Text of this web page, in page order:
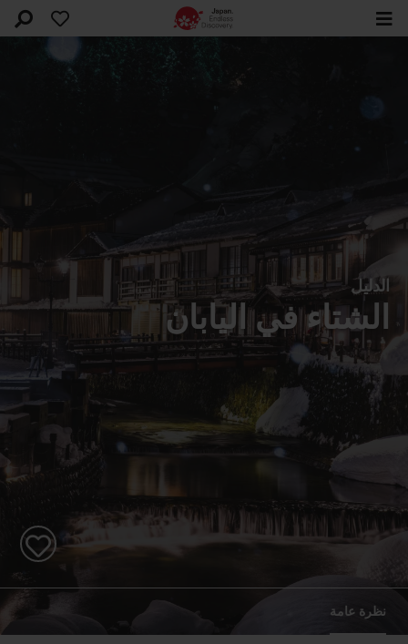
الدليل
الشتاء في اليابان
نظرة عامة